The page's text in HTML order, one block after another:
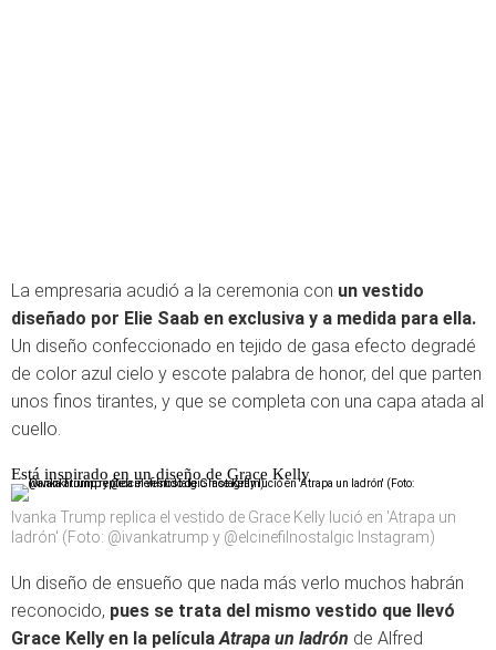
La empresaria acudió a la ceremonia con un vestido
diseñado por Elie Saab en exclusiva y a medida para ella.
Un diseño confeccionado en tejido de gasa efecto degradé
de color azul cielo y escote palabra de honor, del que parten
unos finos tirantes, y que se completa con una capa atada al
cuello.
Está inspirado en un diseño de Grace Kelly
Ivanka Trump replica el vestido de Grace Kelly lució en 'Atrapa un
ladrón' (Foto: @ivankatrump y @elcinefilnostalgic Instagram)
Un diseño de ensueño que nada más verlo muchos habrán
reconocido, pues se trata del mismo vestido que llevó
Grace Kelly en la películaAtrapa un ladrón de Alfred